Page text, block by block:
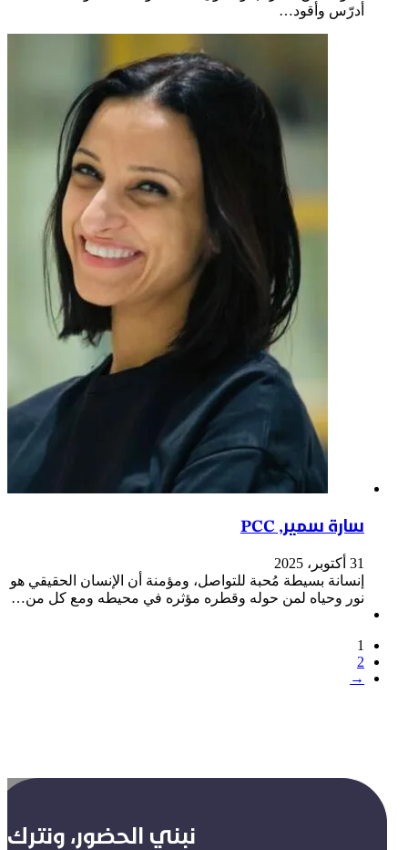
أدرّس وأقود…
سارة سمير, PCC
31 أكتوبر، 2025
إنسانة بسيطة مُحبة للتواصل، ومؤمنة أن الإنسان الحقيقي هو
نور وحياه لمن حوله وقطره مؤثره في محيطه ومع كل من…
1
2
→
نبني الحضور، ونترك